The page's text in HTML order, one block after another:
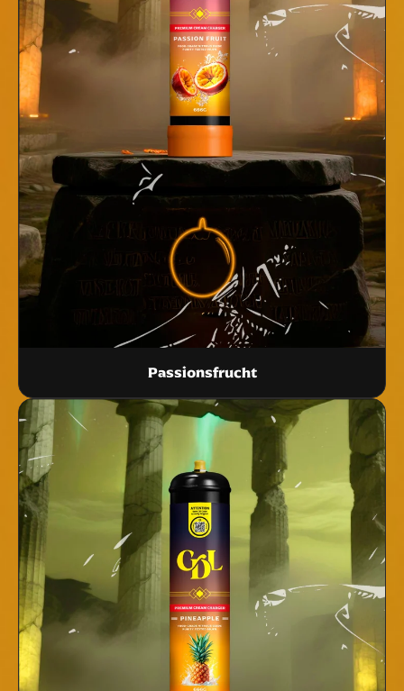
Passionsfrucht